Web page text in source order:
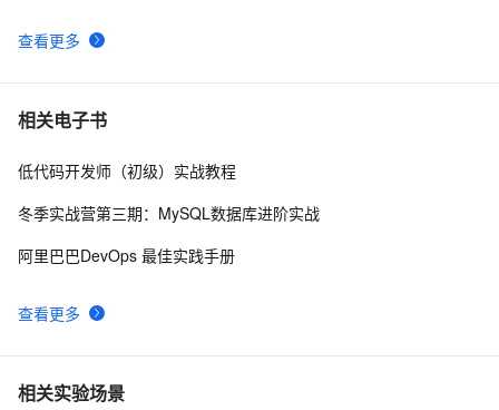
9 github上的一个开源kvo/kvb实现（ios),供参考
10
查看更多
相关电子书
查看更多
低代码开发师（初级）实战教程
冬季实战营第三期：MySQL数据库进阶实战
阿里巴巴DevOps 最佳实践手册
相关实验场景